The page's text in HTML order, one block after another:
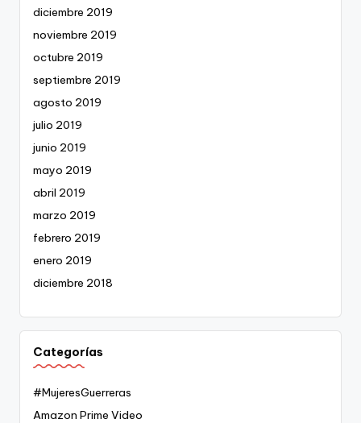
diciembre 2019
noviembre 2019
octubre 2019
septiembre 2019
agosto 2019
julio 2019
junio 2019
mayo 2019
abril 2019
marzo 2019
febrero 2019
enero 2019
diciembre 2018
Categorías
#MujeresGuerreras
Amazon Prime Video